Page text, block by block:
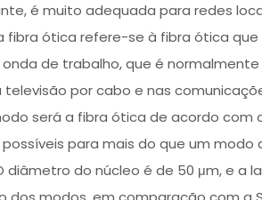
é muito adequada para redes
fibra ótica refere-se à fibra ótica
de trabalho, que é
televisão por cabo e nas
será a fibra ótica de acordo com
para mais do que um modo
diâmetro do núcleo é de 50 μm, e a